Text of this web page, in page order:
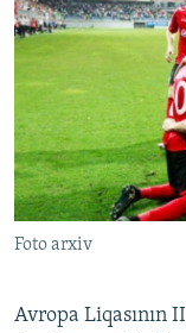
MULTIMEDIA
VIDEO
FOTOQALEREYA
İNFOQRAFIKA
KARIKATURA
RADIO ARXIV
OXU ZALI
AZƏRBAYCAN
İSLAM VƏ
HAQQIMIZDA
MISSIYAMIZ
PEŞƏ ETIKASI VƏ
BIZIMLƏ ƏLAQƏ
BIZI IZLƏ
Foto arxiv
Avropa Liqasının